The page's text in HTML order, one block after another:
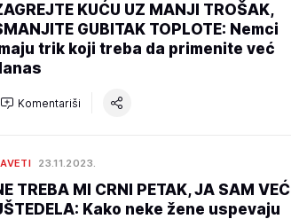
KUĆU UZ MANJI TROŠAK,
GUBITAK TOPLOTE: Nemci
trik koji treba da primenite već
Komentariši
23.11.2023.
TREBA MI CRNI PETAK, JA SAM VEĆ
Kako neke žene uspevaju